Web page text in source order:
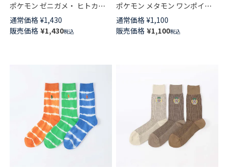
ポケモン ゼニガメ・ ヒトカ
ゲ・ フシギダネ プリント クル
ー丈 カジュアル ソックス メン
ズ 02432110
通常価格 ¥1,430
販売価格 ¥1,430税込
ポケモン メタモン ワンポイン
ト リブ クルー丈 カジュアル ソ
ックス メンズ 02432107
通常価格 ¥1,100
販売価格 ¥1,100税込